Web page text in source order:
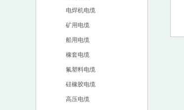
电焊机电缆
矿用电缆
船用电缆
橡套电缆
氟塑料电缆
硅橡胶电缆
高压电缆